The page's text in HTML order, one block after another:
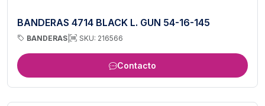
BANDERAS 4714 BLACK L. GUN 54-16-145
BANDERAS SKU: 216566
Contacto